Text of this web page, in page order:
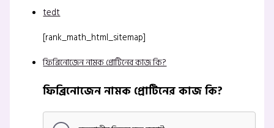
tedt
[rank_math_html_sitemap]
ফিব্রিনোজেন নামক প্রোটিনের কাজ কি?
ফিব্রিনোজেন নামক প্রোটিনের কাজ কি?